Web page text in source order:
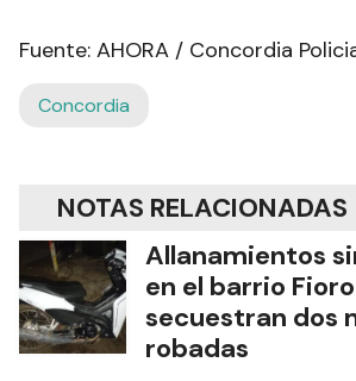
Fuente: AHORA / Concordia
Concordia
NOTAS RELACIONADAS
Allanamientos
en el barrio
secuestran dos
robadas